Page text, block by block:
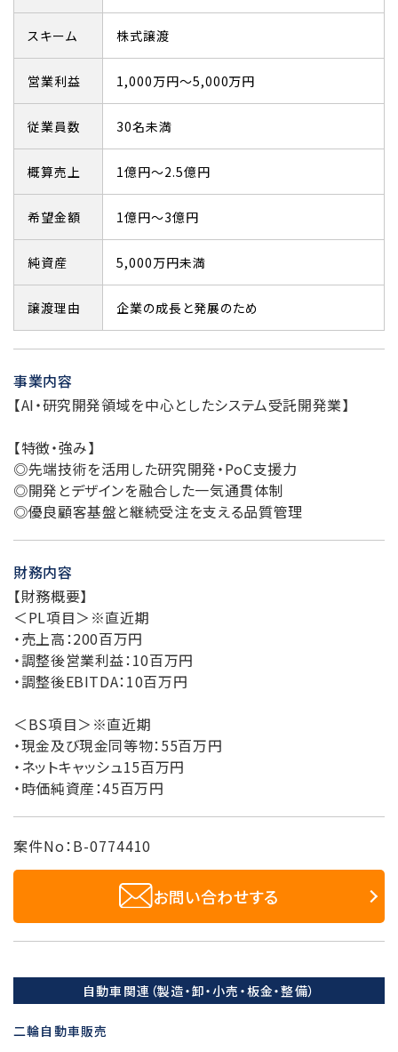
スキーム 株式譲渡
営業利益 1,000万円～5,000万円
従業員数 30名未満
概算売上 1億円～2.5億円
希望金額 1億円～3億円
純資産 5,000万円未満
譲渡理由 企業の成長と発展のため
事業内容
【AI・研究開発領域を中心としたシステム受託開発業】
【特徴・強み】
◎先端技術を活用した研究開発・PoC支援力
◎開発とデザインを融合した一気通貫体制
◎優良顧客基盤と継続受注を支える品質管理
財務内容
【財務概要】
＜PL項目＞※直近期
・売上高：200百万円
・調整後営業利益：10百万円
・調整後EBITDA：10百万円
＜BS項目＞※直近期
・現金及び現金同等物：55百万円
・ネットキャッシュ15百万円
・時価純資産：45百万円
案件No：B-0774410
お問い合わせする
自動車関連（製造・卸・小売・板金・整備）
二輪自動車販売